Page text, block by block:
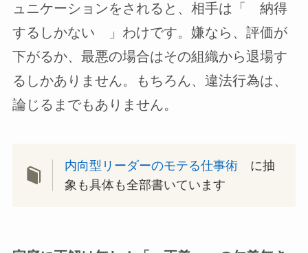
ュニケーションをされると、相手は「 納得
するしかない 」わけです。嫌なら、評価が
下がるか、最悪の場合はその組織から退場す
るしかありません。もちろん、違法行為は、
論じるまでもありません。
内向型リーダーのモテる仕事術 に抽
象も具体も全部書いています